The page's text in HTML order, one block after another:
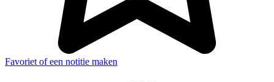
Favoriet of een notitie maken